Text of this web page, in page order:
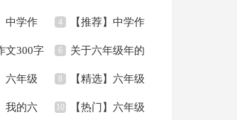
作文300字汇总6篇
中学作 4 【推荐】中学作
文汇总八篇
文300字 6 关于六年级年的
作文300字8篇
六年级
集合9篇
8 【精选】六年级
的作文300字三篇
我的六 10 【热门】六年级